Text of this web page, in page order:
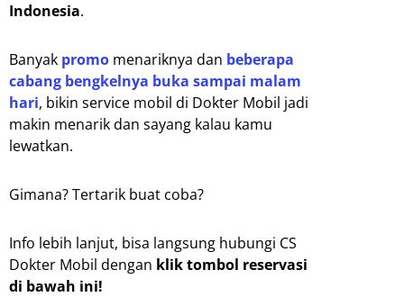
Indonesia.
Banyak promo menariknya dan beberapa
cabang bengkelnya buka sampai malam
hari, bikin service mobil di Dokter Mobil jadi
makin menarik dan sayang kalau kamu
lewatkan.
Gimana? Tertarik buat coba?
Info lebih lanjut, bisa langsung hubungi CS
Dokter Mobil dengan klik tombol reservasi
di bawah ini!